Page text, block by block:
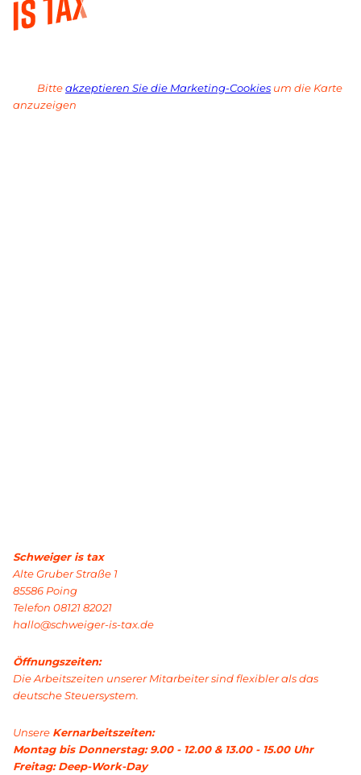
Bitteakzeptieren Sie die Marketing-Cookies um die Karte
anzuzeigen
Schweiger is tax
Alte Gruber Straße 1
85586 Poing
Telefon 08121 82021
hallo@schweiger-is-tax.de
Öffnungszeiten:
Die Arbeitszeiten unserer Mitarbeiter sind flexibler als das
deutsche Steuersystem.
Unsere Kernarbeitszeiten:
Montag bis Donnerstag: 9.00 - 12.00 & 13.00 - 15.00 Uhr
Freitag: Deep-Work-Day